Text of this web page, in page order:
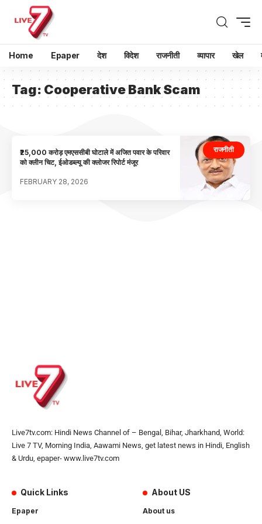
Home Epaper देश विदेश राजनीती व्यापार खेल
Tag: Cooperative Bank Scam
राजनीती
₹25,000 करोड़ एमएससीबी घोटाले में अजित पवार के परिवार
को क्लीन चिट, ईओडब्ल्यू की क्लोजर रिपोर्ट मंजूर
FEBRUARY 28, 2026
Live7tv.com: Hindi News Channel of – Bengal, Bihar, Jharkhand, World:
Live 7 TV, Morning India, Aawami News, get latest news in Hindi, English
& Urdu, epaper- www.live7tv.com
Quick Links
Epaper
About US
About us